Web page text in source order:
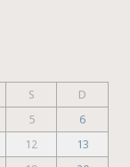
S
D
5
6
12
13